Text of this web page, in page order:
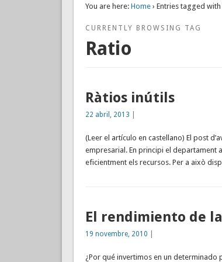
You are here: Home› Entries tagged
CURRENTLY BROWSING TAG
Ratio
Ràtios inútils
22 abril, 2013
(Leer el artículo en castellano) El post
empresarial. En principi el departament
eficientment els recursos. Per a això
El rendimiento de
19 novembre, 2010
¿Por qué invertimos en un